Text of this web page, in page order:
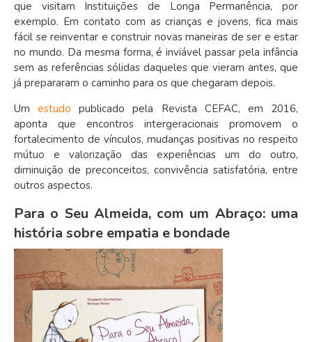
que visitam Instituições de Longa Permanência, por
exemplo. Em contato com as crianças e jovens, fica mais
fácil se reinventar e construir novas maneiras de ser e estar
no mundo. Da mesma forma, é inviável passar pela infância
sem as referências sólidas daqueles que vieram antes, que
já prepararam o caminho para os que chegaram depois.
Umestudo publicado pela Revista CEFAC, em 2016,
aponta que encontros intergeracionais promovem o
fortalecimento de vínculos, mudanças positivas no respeito
mútuo e valorização das experiências um do outro,
diminuição de preconceitos, convivência satisfatória, entre
outros aspectos.
Para o Seu Almeida, com um Abraço: uma
história sobre empatia e bondade